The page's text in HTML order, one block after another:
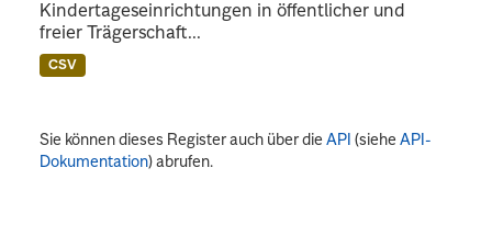
Kindertageseinrichtungen in öffentlicher und
freier Trägerschaft...
CSV
Sie können dieses Register auch über dieAPI (sieheAPI-
Dokumentation) abrufen.